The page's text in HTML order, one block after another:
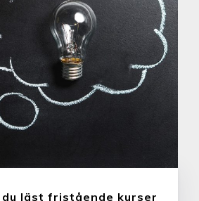
du läst fristående kurser